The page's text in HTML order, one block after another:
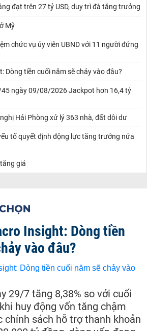
đạt trên 27 tỷ USD, duy trì đà tăng trưởng
Mỹ
chức vụ ủy viên UBND với 11 người đứng
Dòng tiền cuối năm sẽ chảy vào đâu?
ngày 09/08/2026 Jackpot hơn 16,4 tỷ
Hải Phòng xử lý 363 nhà, đất dôi dư
tố quyết định động lực tăng trưởng nửa
giá
Insight: Dòng tiền
vào đâu?
29/7 tăng 8,38% so với cuối
huy động vốn tăng chậm
chính sách hỗ trợ thanh khoản